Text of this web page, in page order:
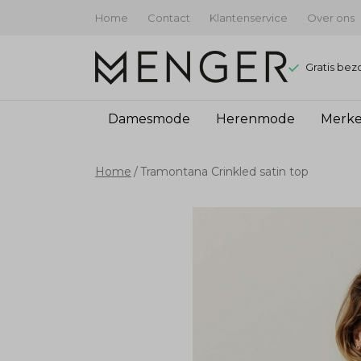
Home Contact Klantenservice Over ons
Gratis
Damesmode Herenmode
Tramontana
Crinkled
Home Tramontana Crinkled satin top